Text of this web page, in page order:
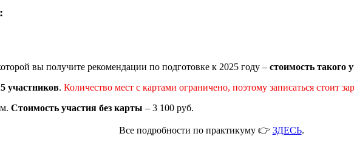
вы получите рекомендации по подготовке к 2025 году – стоимость такого
участников. Количество мест с картами ограничено, поэтому записаться стоит
Стоимость участия без карты – 3 100 руб.
Все подробности по практикуму 👉 ЗДЕСЬ.